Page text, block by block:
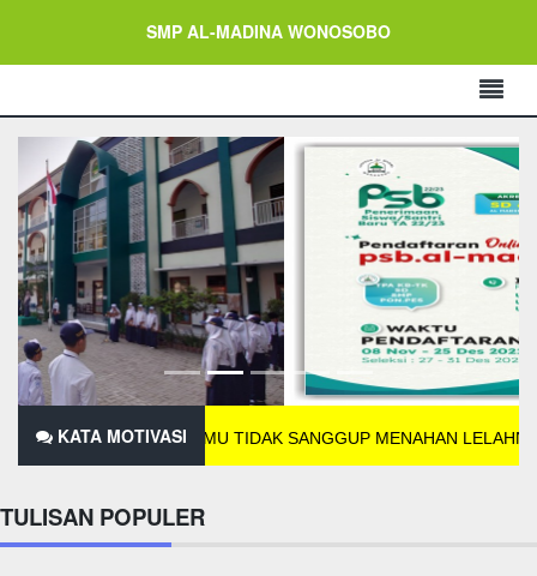
SMP AL-MADINA WONOSOBO
KATA MOTIVASI
JIKA KAMU TIDAK SANGGUP MENAHAN LELAHNYA BELAJAR
TULISAN POPULER